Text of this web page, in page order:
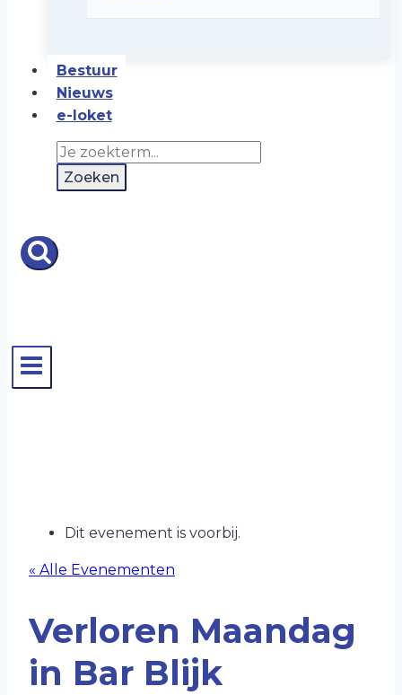
Bestuur
Nieuws
e-loket
Dit evenement is voorbij.
« Alle Evenementen
Verloren Maandag
in Bar Blijk